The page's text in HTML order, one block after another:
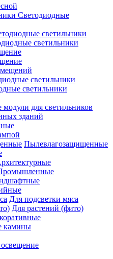
Светодиодные
светильники
светильники
для светильников
зданий
Пылевлагозащищенные
Для подсветки мяса
Для растений (фито)
камины